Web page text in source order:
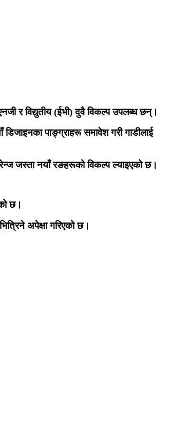
र विद्युतीय (ईभी) दुवै विकल्प उपलब्ध छन्।
पाङ्ग्राहरू समावेश गरी गाडीलाई
जस्ता नयाँ रङहरूको विकल्प ल्याइएको छ।
छ।
अपेक्षा गरिएको छ।